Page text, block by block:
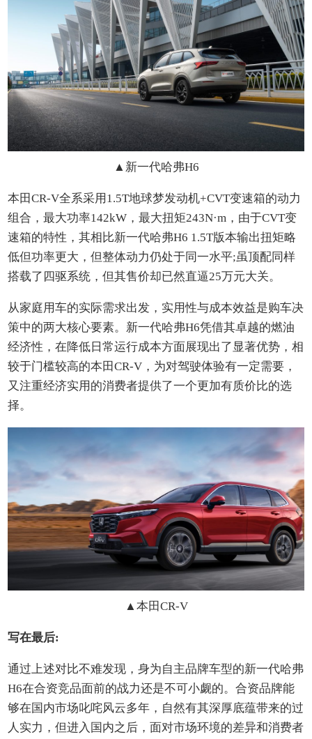
▲ 新一代哈弗H6
本田CR-V全系采用1.5T地球梦发动机+CVT变速箱的动力
组合，最大功率142kW，最大扭矩243N·m，由于CVT变
速箱的特性，其相比新一代哈弗H6 1.5T版本输出扭矩略
低但功率更大，但整体动力仍处于同一水平;虽顶配同样
搭载了四驱系统，但其售价却已然直逼25万元大关。
从家庭用车的实际需求出发，实用性与成本效益是购车决
策中的两大核心要素。新一代哈弗H6凭借其卓越的燃油
经济性，在降低日常运行成本方面展现出了显著优势，相
较于门槛较高的本田CR-V，为对驾驶体验有一定需要，
又注重经济实用的消费者提供了一个更加有质价比的选
择。
▲ 本田CR-V
写在最后:
通过上述对比不难发现，身为自主品牌车型的新一代哈弗
H6在合资竞品面前的战力还是不可小觑的。合资品牌能
够在国内市场叱咤风云多年，自然有其深厚底蕴带来的过
人实力，但进入国内之后，面对市场环境的差异和消费者